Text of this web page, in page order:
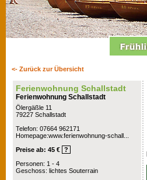
<- Zurück zur Übersicht
Ferienwohnung Schallstadt
Ferienwohnung Schallstadt
Ölergäßle 11
79227 Schallstadt
Telefon: 07664 962171
Homepage:www.ferienwohnung-schall...
Preise ab: 45 € ?
Personen: 1 - 4
Geschoss: lichtes Souterrain